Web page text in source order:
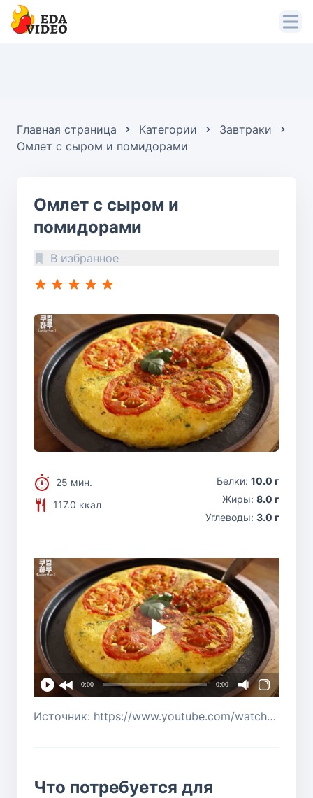
Главная страница Категории
Завтраки
Омлет с сыром и помидорами
Омлет с сыром и
помидорами
В избранное
25 мин.
117.0 ккал
Белки: 10.0 г
Жиры: 8.0 г
Углеводы: 3.0 г
0:00 0:00
Источник: https://www.youtube.com/watch?v=Ejpl3qb1WK0
Что потребуется для